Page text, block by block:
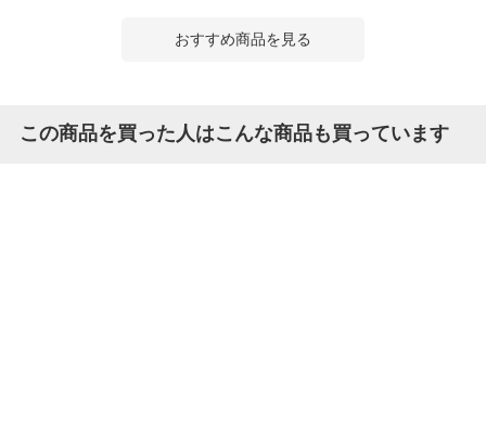
おすすめ商品を見る
この商品を買った人はこんな商品も買っています